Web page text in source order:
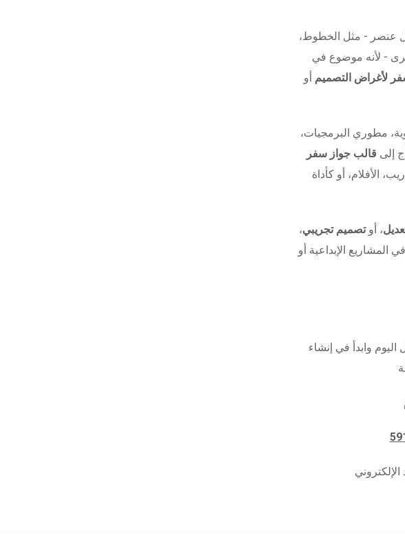
عنصر - مثل الخطوط،
- لأنه موضوع في
لأغراض التصميم أو
مطوري البرمجيات،
إلى قالب جواز سفر
الأفلام، أو كأداة
، أوتصميم تجريبي،
المشاريع الإبداعية أو
وابدأ في إنشاء